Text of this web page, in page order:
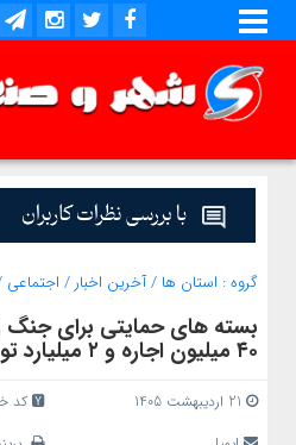
گروه : استان ها /آخرین اخبار / اجتماعی
بسته‌ های حمایتی برای جنگ‌
۴۰ میلیون اجاره و ۲ میلیارد تومان رهن
21 اردیبهشت 1405
کد خبر